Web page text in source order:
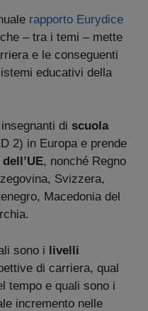
rapporto Eurydice
– tra i temi – mette
e le conseguenti
educativi della
di scuola
2) in Europa e prende
, nonché Regno
Svizzera,
Macedonia del
sono i livelli
di carriera, qual
tempo e quali sono i
incremento nelle